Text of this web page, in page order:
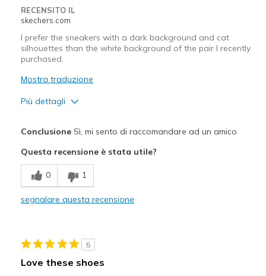
RECENSITO IL
skechers.com
I prefer the sneakers with a dark background and cat
silhouettes than the white background of the pair I recently
purchased.
Mostra traduzione
Più dettagli
Comfortable
Durable
ConclusioneSì, mi sento di raccomandare ad un amico
Questa recensione è stata utile?
0 1
segnalare questa recensione
5
Love these shoes